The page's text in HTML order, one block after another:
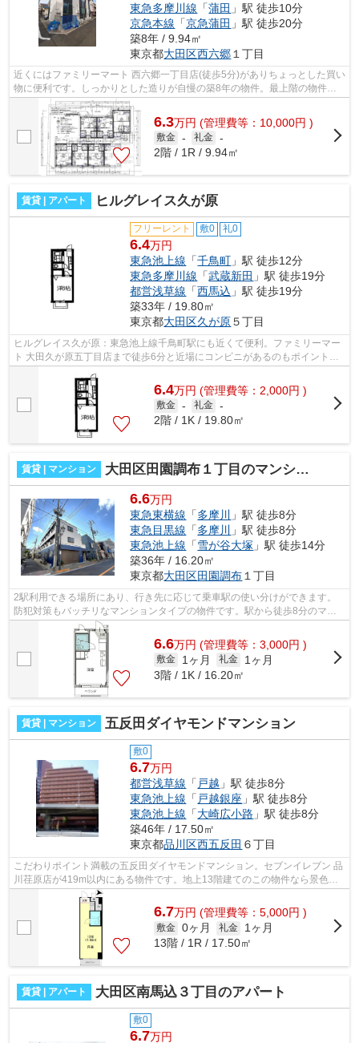
東急多摩川線 「蒲田 」駅 徒歩10分
京急本線 「京急蒲田 」駅 徒歩20分
築8年 / 9.94㎡
東京都大田区西六郷 １丁目
近くにはファミリーマート 西六郷一丁目店(徒歩5分)がありちょっとした買い
物に便利です。しっかりとした造りが自慢の築8年の物件。最上階の物件で
す。外観タイル張りは耐久性に優れ、...
6.3万円 (管理費等：10,000円 )
敷金 - 礼金 -
2階 / 1R / 9.94㎡
賃貸 | アパート ヒルグレイス久が原
フリーレント 敷0 礼0
6.4万円
東急池上線 「千鳥町 」駅 徒歩12分
東急多摩川線 「武蔵新田 」駅 徒歩19分
都営浅草線 「西馬込 」駅 徒歩19分
築33年 / 19.80㎡
東京都大田区久が原５丁目
ヒルグレイス久が原：東急池上線千鳥町駅にも近くて便利。ファミリーマー
ト 大田久が原五丁目店まで徒歩6分と近場にコンビニがあるのもポイント。
6.4万円 (管理費等：2,000円 )
敷金 - 礼金 -
2階 / 1K / 19.80㎡
賃貸 | マンション 大田区田園調布１丁目のマンション
6.6万円
東急東横線 「多摩川
」駅 徒歩8分
東急目黒線 「多摩川
」駅 徒歩8分
東急池上線 「雪が谷大塚 」駅 徒歩14分
築36年 / 16.20㎡
東京都大田区田園調布 １丁目
2駅利用できる場所にあり、行き先に応じて乗車駅の使い分けができます。
防犯対策もバッチリなマンションタイプの物件です。駅から徒歩8分のマン
ションで、電車での通勤にも便利な立地...
6.6万円 (管理費等：3,000円 )
敷金 1ヶ月 礼金
1ヶ月
3階 / 1K / 16.20㎡
賃貸 | マンション 五反田ダイヤモンドマンション
敷0
6.7万円
都営浅草線 「 戸越 」駅 徒歩8分
東急池上線 「 戸越銀座 」駅 徒歩8分
東急池上線 「大崎広小路 」駅 徒歩8分
築46年 / 17.50㎡
東京都品川区西五反田 ６丁目
こだわりポイント満載の五反田ダイヤモンドマンション。セブンイレブン 品
川荏原店が419m以内にある物件です。地上13階建てのこの物件なら景色も
バッチリです。付近にある2つの駅は、...
6.7万円 (管理費等：5,000円 )
敷金 0ヶ月 礼金
1ヶ月
13階 / 1R / 17.50㎡
賃貸 | アパート 大田区南馬込３丁目のアパート
敷0
6.7万円